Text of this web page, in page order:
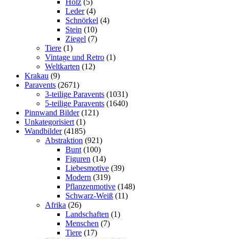
Holz (5)
Leder (4)
Schnörkel (4)
Stein (10)
Ziegel (7)
Tiere (1)
Vintage und Retro (1)
Weltkarten (12)
Krakau (9)
Paravents (2671)
3-teilige Paravents (1031)
5-teilige Paravents (1640)
Pinnwand Bilder (121)
Unkategorisiert (1)
Wandbilder (4185)
Abstraktion (921)
Bunt (100)
Figuren (14)
Liebesmotive (39)
Modern (319)
Pflanzenmotive (148)
Schwarz-Weiß (11)
Afrika (26)
Landschaften (1)
Menschen (7)
Tiere (17)